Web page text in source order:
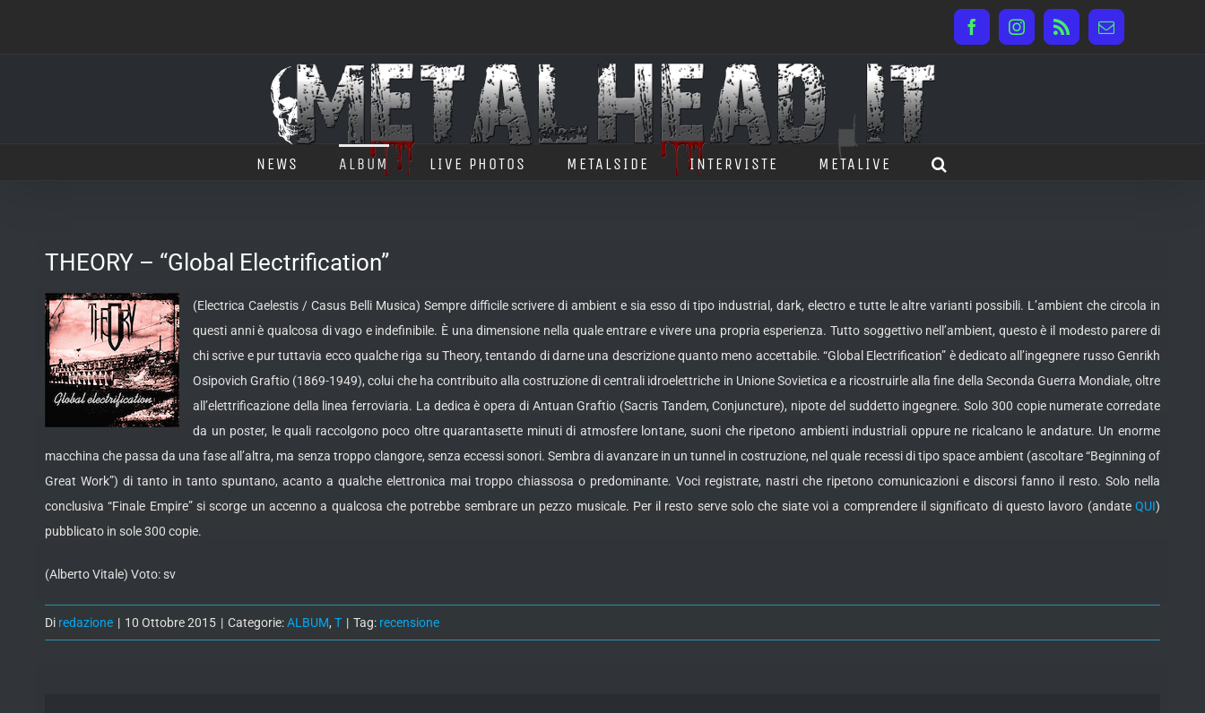
FacebookInstagram
Rss Email
NEWS ALBUM LIVE PHOTOS METALSIDE INTERVISTE METALIVE
THEORY – “Global Electrification”
(Electrica Caelestis / Casus Belli Musica) Sempre difficile scrivere di ambient e sia esso di tipo industrial, dark, electro e tutte le altre varianti possibili. L’ambient che circola in
questi anni è qualcosa di vago e indefinibile. È una dimensione nella quale entrare e vivere una propria esperienza. Tutto soggettivo nell’ambient, questo è il modesto parere di
chi scrive e pur tuttavia ecco qualche riga su Theory, tentando di darne una descrizione quanto meno accettabile. “Global Electrification” è dedicato all’ingegnere russo Genrikh
Osipovich Graftio (1869-1949), colui che ha contribuito alla costruzione di centrali idroelettriche in Unione Sovietica e a ricostruirle alla fine della Seconda Guerra Mondiale, oltre
all’elettrificazione della linea ferroviaria. La dedica è opera di Antuan Graftio (Sacris Tandem, Conjuncture), nipote del suddetto ingegnere. Solo 300 copie numerate corredate
da un poster, le quali raccolgono poco oltre quarantasette minuti di atmosfere lontane, suoni che ripetono ambienti industriali oppure ne ricalcano le andature. Un enorme
macchina che passa da una fase all’altra, ma senza troppo clangore, senza eccessi sonori. Sembra di avanzare in un tunnel in costruzione, nel quale recessi di tipo space ambient (ascoltare “Beginning of
Great Work”) di tanto in tanto spuntano, acanto a qualche elettronica mai troppo chiassosa o predominante. Voci registrate, nastri che ripetono comunicazioni e discorsi fanno il resto. Solo nella
conclusiva “Finale Empire” si scorge un accenno a qualcosa che potrebbe sembrare un pezzo musicale. Per il resto serve solo che siate voi a comprendere il significato di questo lavoro (andate QUI)
pubblicato in sole 300 copie.
(Alberto Vitale) Voto: sv
Di redazione | 10 Ottobre 2015 | Categorie:ALBUM, T | Tag: recensione